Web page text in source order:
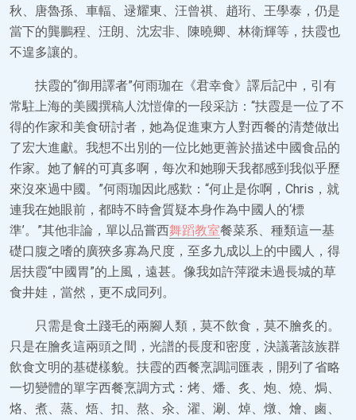
秋、唐魯孫、車輻、逯耀東、汪曾祺、趙珩、王學泰，仍是
當下的龔鵬程、汪朗、沈宏非、陳曉卿、林衛輝等，扶霞也
不遑多讓的。
扶霞的“御用譯者”何雨珈在《君幸食》譯后記中，引有
常駐上海的美國撰稿人沈愷偉的一段采訪：“扶霞是一位了不
得的作家和美食研討者，她為促進東方人對西餐的清楚做出
了宏大進獻。我想不出別的一位比她更善於描述中國食品的
作家。她了解的可真多啊，每次和她聊天我都感到我似乎歷
來沒來過中國。”何雨珈因此感歎：“何止是你啊，Chris，就
連我在她眼前，都時不時會質疑本身作為中國人的‘標
準’。”其他非論，單以品嘗西舞蹈教室餐菜系、種類這一基
礎口腹之嗜的廣狹多寡為尺度，至多九成以上的中國人，得
居扶霞“中國胃”的上風，遠甚。像我如許萍蹤未過長城的草
食井娃，當然，更不成同列。
只需是食土踐毛的兩腳人類，莫不飲食，莫不膾炙的。
只是在膾炙這兩頭之間，光譜的長度和密度，決議著該族群
飲食文明的基礎樣貌。扶霞的西餐烹調詞匯表，開列了省略
一切變體的單字西餐烹調方式：烤、燔、炙、炮、燒、焗、
烙、煮、蒸、焐、扣、熬、汆、濯、涮、焯、燉、燴、鹵、